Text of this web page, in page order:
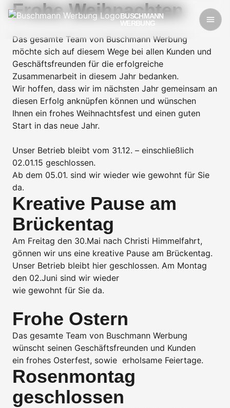
BUSCHMANN
WERBUNG
Frohe Weihnachten
Das gesamte Team von Buschmann Werbung
möchte sich auf diesem Wege bei allen Kunden und
Geschäftsfreunden für die erfolgreiche
Zusammenarbeit in diesem Jahr bedanken.
Wir hoffen, dass wir im nächsten Jahr gemeinsam an
diesen Erfolg anknüpfen können und wünschen
Ihnen ein frohes Weihnachtsfest und einen guten
Start in das neue Jahr.
Unser Betrieb bleibt vom 31.12. – einschließlich
02.01.15 geschlossen.
Ab dem 05.01. sind wir wieder wie gewohnt für Sie
da.
Kreative Pause am
Brückentag
Am Freitag den 30.Mai nach Christi Himmelfahrt,
gönnen wir uns eine kreative Pause am Brückentag.
Unser Betrieb bleibt hier geschlossen. Am Montag
den 02.Juni sind wir wieder
wie gewohnt für Sie da.
Frohe Ostern
Das gesamte Team von Buschmann Werbung
wünscht seinen Geschäftsfreunden und Kunden
ein frohes Osterfest, sowie erholsame Feiertage.
Rosenmontag
geschlossen